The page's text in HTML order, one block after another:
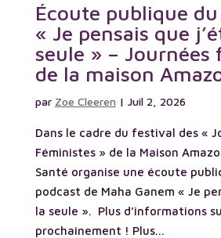
Écoute publique
« Je pensais que
seule » – Journées
de la maison
par Zoe Cleeren | Juil 2, 2026
Dans le cadre du festival des «
Féministes » de la Maison
Santé organise une écoute
podcast de Maha Ganem « Je
la seule ». Plus d’informations
prochainement ! Plus...